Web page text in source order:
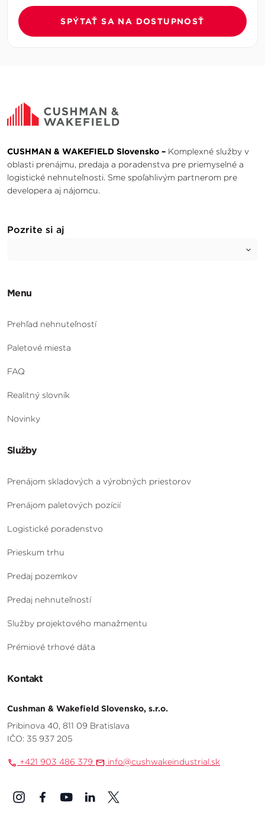
SPÝTAŤ SA NA DOSTUPNOSŤ
CUSHMAN & WAKEFIELD Slovensko – Komplexné služby v
oblasti prenájmu, predaja a poradenstva pre priemyselné a
logistické nehnuteľnosti. Sme spoľahlivým partnerom pre
developera aj nájomcu.
Pozrite si aj
Menu
Prehľad nehnuteľností
Paletové miesta
FAQ
Realitný slovník
Novinky
Služby
Prenájom skladových a výrobných priestorov
Prenájom paletových pozícií
Logistické poradenstvo
Prieskum trhu
Predaj pozemkov
Predaj nehnuteľností
Služby projektového manažmentu
Prémiové trhové dáta
Kontakt
Cushman & Wakefield Slovensko, s.r.o.
Pribinova 40, 811 09 Bratislava
IČO: 35 937 205
+421 903 486 379 info@cushwakeindustrial.sk